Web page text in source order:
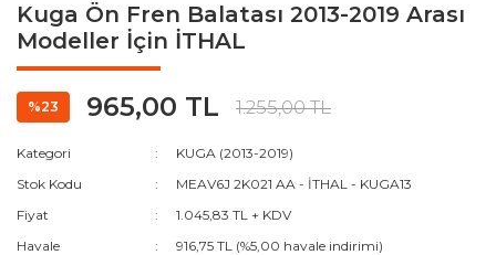
Kuga Ön Fren Balatası 2013-2019 Arası
Modeller İçin İTHAL
%23 965,00 TL 1.255,00 TL
Kategori
KUGA (2013-2019)
Stok Kodu
MEAV6J 2K021 AA - İTHAL - KUGA13
Fiyat
1.045,83 TL + KDV
Havale
916,75 TL (%5,00 havale indirimi)